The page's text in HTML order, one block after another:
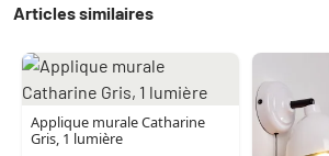
Articles similaires
Applique murale Catharine
Gris, 1 lumière